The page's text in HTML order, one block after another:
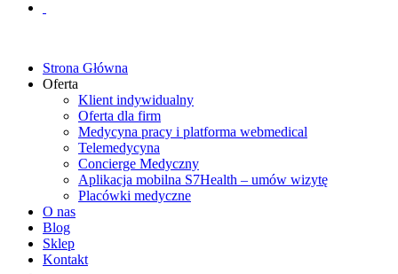
Strona Główna
Oferta
Klient indywidualny
Oferta dla firm
Medycyna pracy i platforma webmedical
Telemedycyna
Concierge Medyczny
Aplikacja mobilna S7Health – umów wizytę
Placówki medyczne
O nas
Blog
Sklep
Kontakt